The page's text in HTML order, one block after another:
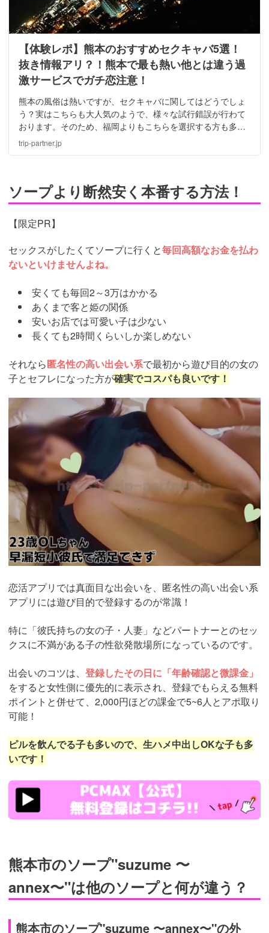
【体験レポ】熊本のおすすめセクキャバ5選！
抜き情報アリ？！熊本で最も熱い他とは違う過
激サービスでガチ恋注意！
熊本の風俗は熱いですが、セクキャバに関してはどうでしょ
う？実はこちらも大人気のようで、様々な試行錯誤が行わて
おります。そのため、福岡よりもこちらを選択する方も多い
ようです。ドリームガール、ビートパレス、EXCITING BAR
Xなどをご紹介。ちなみにランジェリーパブ＝ランパブで
trip-partner.jp
ソープより断然安く本番する方法！
【限定PR】
セックスがしたくてソープに行くと毎回高額なお金を払わ
ないといけませんよね。
安くても毎回2～3万はかかる
あくまで客と姫の関係
安いお店では可愛い子は少ない
長くても2時間くらいしか楽しめない
それなら匿名性の高い出会い系で最初から遊び目的の女の
子とセフレになった方が確実でコスパも良いです！
https://pcmax.jp/lp/?
ad_id=rm307152
恋活アプリでは真面目な出会いを、匿名性の高い出会い系
アプリには遊び目的で登録するのが常識！
特に「彼氏持ちの女の子・人妻」などパートナーとのセッ
クスに不満がある子の性欲発散場所になっているのです。
出会いのコツは、 登録したその日に「年齢確認と微課金」
をすると女性側に優先的に表示され、登録でもらえる無料
ポイントと併せて、2,000円ほどの課金で5~6人とアポ取り
可能！
ピルを飲んでる子も多いので、生ハメ中出しOKな子も多
いです！
https://pcmax.jp/lp/?
ad_id=rm307152
熊本市のソープ"suzume 〜
annex〜"は他のソープと何が違う？
熊本市のソープ"suzume 〜annex〜"の外